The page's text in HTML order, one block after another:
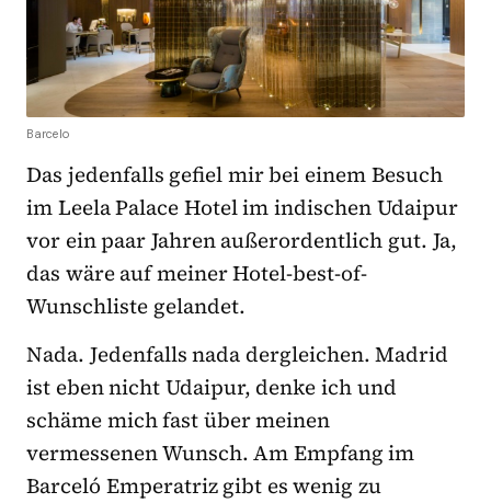
Barcelo
Das jedenfalls gefiel mir bei einem Besuch
im Leela Palace Hotel im indischen Udaipur
vor ein paar Jahren außerordentlich gut. Ja,
das wäre auf meiner Hotel-best-of-
Wunschliste gelandet.
Nada. Jedenfalls nada dergleichen. Madrid
ist eben nicht Udaipur, denke ich und
schäme mich fast über meinen
vermessenen Wunsch. Am Empfang im
Barceló Emperatriz gibt es wenig zu